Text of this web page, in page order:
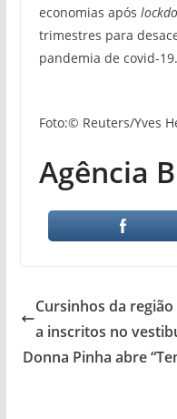
economias após
trimestres para
pandemia de covid-19.
Foto:© Reuters/Yves
Agência
Cursinhos da
a inscritos no
Donna Pinha abre